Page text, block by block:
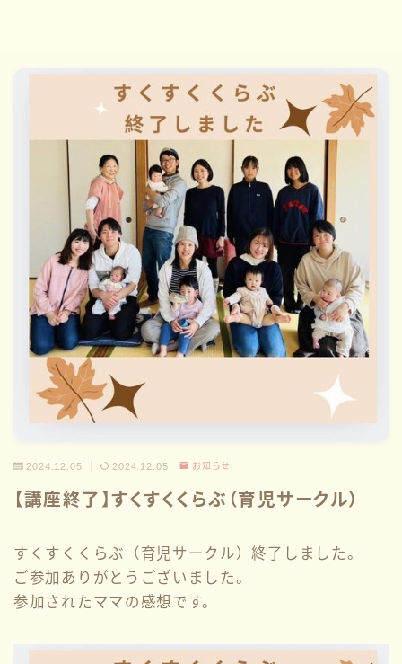
2024.12.05 2024.12.05 お知らせ
【講座終了】すくすくくらぶ（育児サークル）
すくすくくらぶ（育児サークル）終了しました。
ご参加ありがとうございました。
参加されたママの感想です。